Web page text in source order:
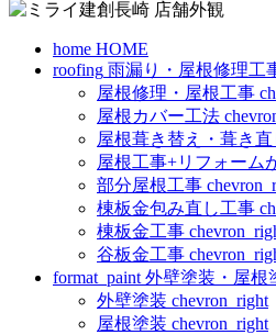
home HOME
roofing 雨漏り・屋根修理工
屋根修理・屋根工事
屋根カバー工法
屋根葺き替え・葺き直
屋根工事+リフォーム
部分屋根工事
棟板金包み直し工事
棟板金工事
谷板金工事
format_paint 外壁塗装・屋根
外壁塗装 chevron_right
屋根塗装 chevron_right